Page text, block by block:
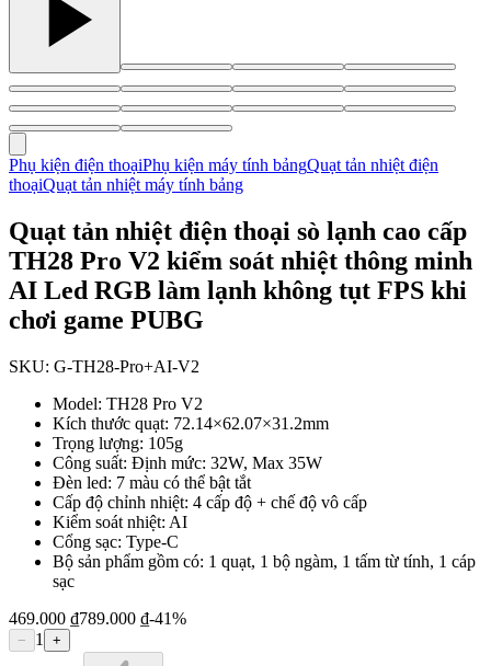
Phụ kiện điện thoạiPhụ kiện máy tính bảngQuạt tản nhiệt điện
thoạiQuạt tản nhiệt máy tính bảng
Quạt tản nhiệt điện thoại sò lạnh cao cấp
TH28 Pro V2 kiểm soát nhiệt thông minh
AI Led RGB làm lạnh không tụt FPS khi
chơi game PUBG
SKU: G-TH28-Pro+AI-V2
Model: TH28 Pro V2
Kích thước quạt: 72.14×62.07×31.2mm
Trọng lượng: 105g
Công suất: Định mức: 32W, Max 35W
Đèn led: 7 màu có thể bật tắt
Cấp độ chỉnh nhiệt: 4 cấp độ + chế độ vô cấp
Kiểm soát nhiệt: AI
Cổng sạc: Type-C
Bộ sản phẩm gồm có: 1 quạt, 1 bộ ngàm, 1 tấm từ tính, 1 cáp
sạc
469.000 ₫789.000 ₫-41%
− 1 +